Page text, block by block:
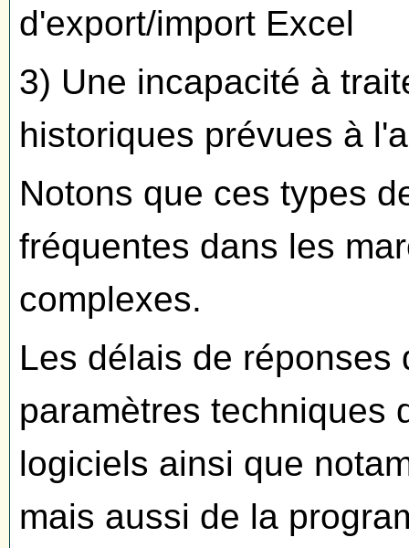
d'export/import Excel
3) Une incapacité à
historiques prévues à
Notons que ces types
fréquentes dans les
complexes.
Les délais de réponses
paramètres techniques
logiciels ainsi que
mais aussi de la